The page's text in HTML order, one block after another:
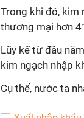
Trong khi đó, kim
thương mại hơn
Lũy kế từ đầu
kim ngạch nhập
Cụ thể, nước ta